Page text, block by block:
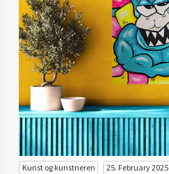
INTERIØR OG KUNST
KUNST INVESTERING
KUNSTSTILER
FARGETEORI
KJØP KUNST TIL SALGS
POP ART
Kunst og kunstneren 25. February 2025